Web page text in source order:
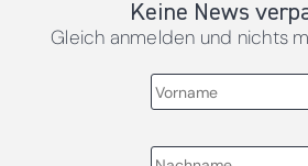
Keine News
Gleich anmelden und nichts